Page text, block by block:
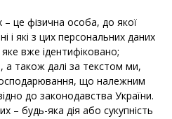
– це фізична особа, до якої
і які з цих персональних даних
вже ідентифіковано;
а також далі за текстом ми,
що належним
до законодавства України.
– будь-яка дія або сукупність